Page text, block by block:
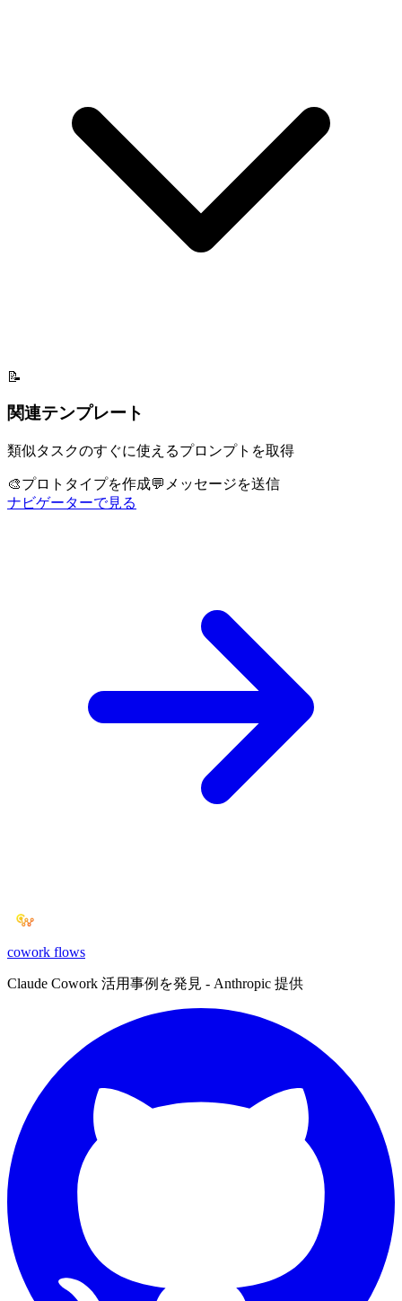
📝
関連テンプレート
類似タスクのすぐに使えるプロンプトを取得
🎨プロトタイプを作成💬 メッセージを送信
ナビゲーターで見る
cowork flows
Claude Cowork 活用事例を発見 - Anthropic 提供